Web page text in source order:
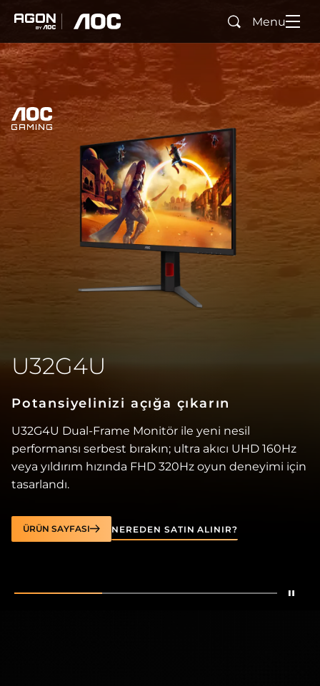
agon aoc
Ara Menu
Ana Sayfa AOC Gaming
agonGaming
U32G4U
Potansiyelinizi açığa çıkarın
U32G4U Dual-Frame Monitör ile yeni nesil
performansı serbest bırakın; ultra akıcı UHD 160Hz
veya yıldırım hızında FHD 320Hz oyun deneyimi için
tasarlandı.
ÜRÜN SAYFASI NEREDEN SATIN ALINIR?
Stop